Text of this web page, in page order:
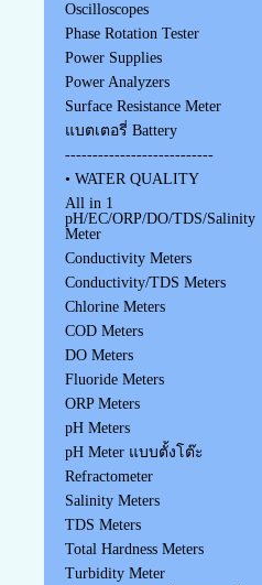
Oscilloscopes
Phase Rotation Tester
Power Supplies
Power Analyzers
Surface Resistance Meter
แบตเตอรี่ Battery
---------------------------
• WATER QUALITY
All in 1
pH/EC/ORP/DO/TDS/Salinity
Meter
Conductivity Meters
Conductivity/TDS Meters
Chlorine Meters
COD Meters
DO Meters
Fluoride Meters
ORP Meters
pH Meters
pH Meter แบบตั้งโต๊ะ
Refractometer
Salinity Meters
TDS Meters
Total Hardness Meters
Turbidity Meter